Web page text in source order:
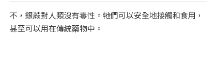
不，銀蕨對人類沒有毒性。牠們可以安全地接觸和食用，
甚至可以用在傳統藥物中。